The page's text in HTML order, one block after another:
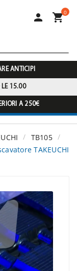
 0
ANTICIPI
LE 15.00
A 250€
TB105
TAKEUCHI